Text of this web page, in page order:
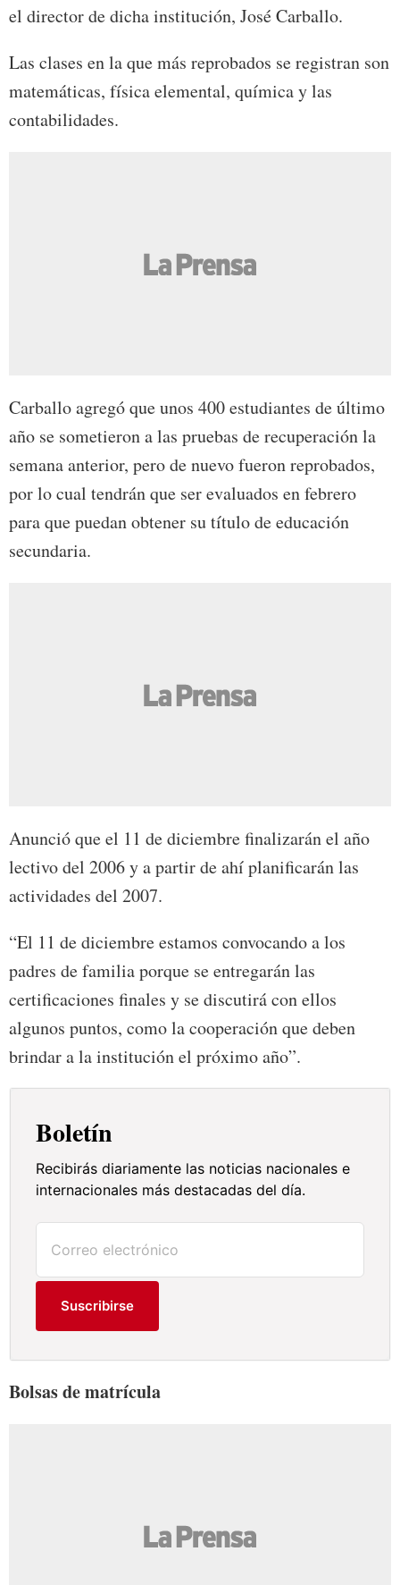
el director de dicha institución, José Carballo.
Las clases en la que más reprobados se registran son
matemáticas, física elemental, química y las
contabilidades.
Carballo agregó que unos 400 estudiantes de último
año se sometieron a las pruebas de recuperación la
semana anterior, pero de nuevo fueron reprobados,
por lo cual tendrán que ser evaluados en febrero
para que puedan obtener su título de educación
secundaria.
Anunció que el 11 de diciembre finalizarán el año
lectivo del 2006 y a partir de ahí planificarán las
actividades del 2007.
“El 11 de diciembre estamos convocando a los
padres de familia porque se entregarán las
certificaciones finales y se discutirá con ellos
algunos puntos, como la cooperación que deben
brindar a la institución el próximo año”.
Boletín
Recibirás diariamente las noticias nacionales e
internacionales más destacadas del día.
Suscribirse
Bolsas de matrícula